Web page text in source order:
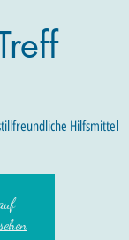
Hilfsmittel